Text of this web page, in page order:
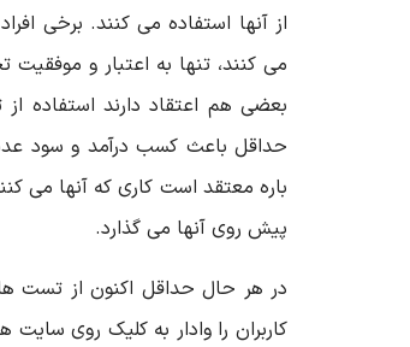
از آنها استفاده می کنند. برخی
می کنند، تنها به اعتبار و
بعضی هم اعتقاد دارند استفاده
باره معتقد است کاری که آنها می
پیش روی آنها می گذارد.
در هر حال حداقل اکنون از تست
کاربران را وادار به کلیک روی